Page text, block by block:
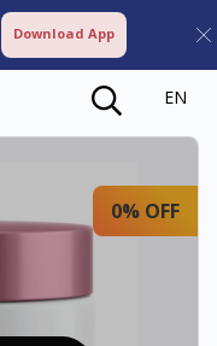
Download App
EN
0% OFF